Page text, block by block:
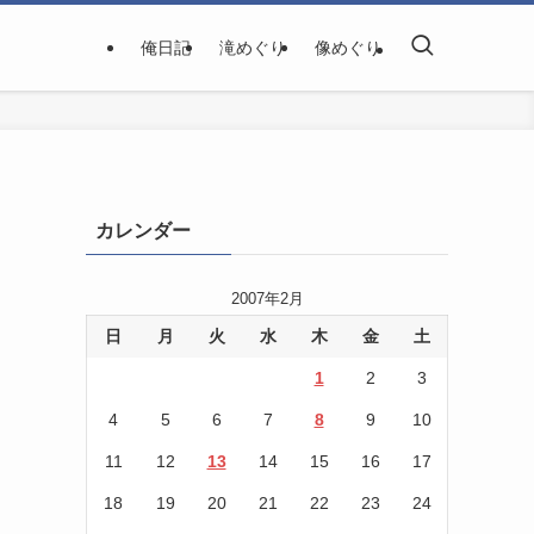
俺日記 滝めぐり 像めぐり
カレンダー
2007年2月
日 月 火 水 木 金 土
1 2 3
4 5 6 7 8 9 10
11 12 13 14 15 16 17
18 19 20 21 22 23 24